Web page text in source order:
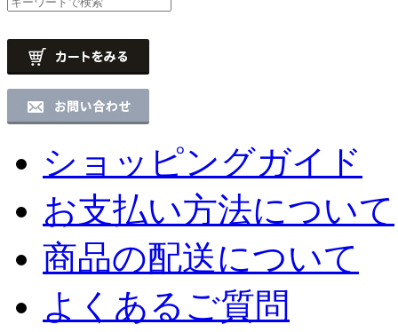
ショッピングガイド
お支払い方法について
商品の配送について
よくあるご質問